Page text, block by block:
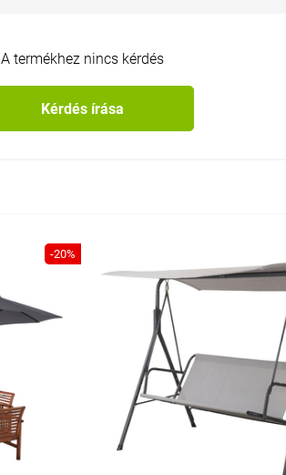
A termékhez nincs kérdés
Kérdés írása
-20%